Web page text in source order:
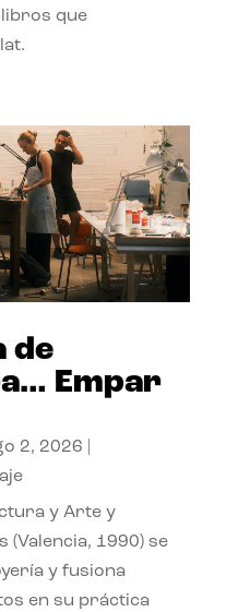
que
de
Empar
2, 2026
y Arte y
(Valencia, 1990) se
y fusiona
en su práctica